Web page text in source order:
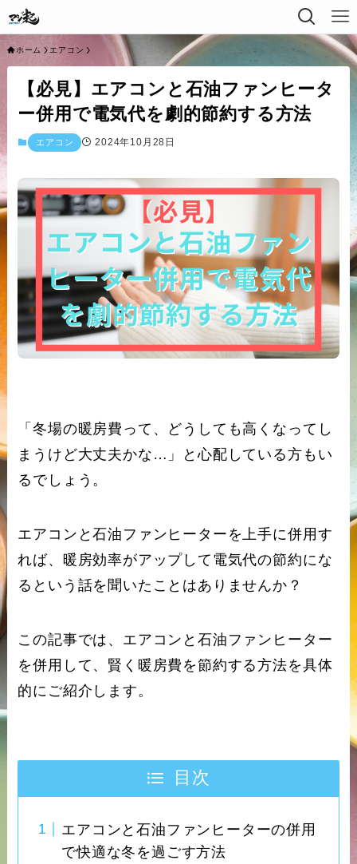
ホーム エアコン
【必見】エアコンと石油ファンヒータ
ー併用で電気代を劇的節約する方法
エアコン 2024年10月28日
「冬場の暖房費って、どうしても高くなってし
まうけど大丈夫かな…」と心配している方もい
るでしょう。
エアコンと石油ファンヒーターを上手に併用す
れば、暖房効率がアップして電気代の節約にな
るという話を聞いたことはありませんか？
この記事では、エアコンと石油ファンヒーター
を併用して、賢く暖房費を節約する方法を具体
的にご紹介します。
目次
エアコンと石油ファンヒーターの併用
で快適な冬を過ごす方法